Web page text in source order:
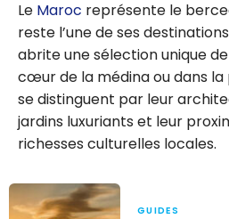
découvrir
Le Maroc représente le
reste l’une de ses
abrite une sélection unique
cœur de la médina ou dans
se distinguent par leur
jardins luxuriants et leur
richesses culturelles locales.
GUIDES